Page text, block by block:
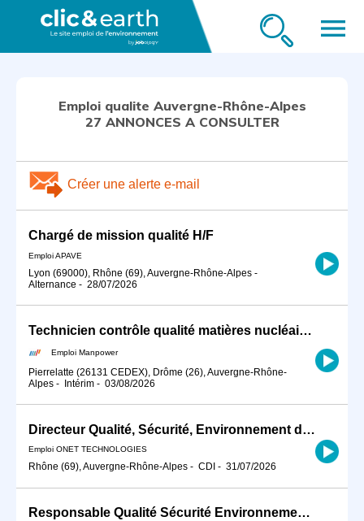
menu
Emploi qualite Auvergne-Rhône-Alpes
27 ANNONCES A CONSULTER
Créer une alerte e-mail
Chargé de mission qualité H/F
Emploi APAVE
Lyon (69000), Rhône (69), Auvergne-Rhône-Alpes -
Alternance - 28/07/2026
Technicien contrôle qualité matières nucléaires sur Pierrelatte (H/F)
Emploi Manpower
Pierrelatte (26131 CEDEX), Drôme (26), Auvergne-Rhône-
Alpes - Intérim - 03/08/2026
Directeur Qualité, Sécurité, Environnement de zone / Spécialité F/H
Emploi ONET TECHNOLOGIES
Rhône (69), Auvergne-Rhône-Alpes - CDI - 31/07/2026
Responsable Qualité Sécurité Environnement -QSE- en industrie (H/F)